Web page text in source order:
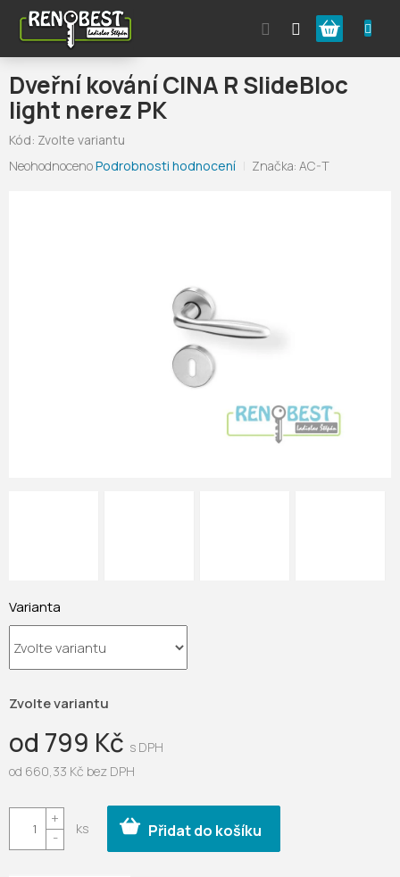
obsah
Nákupní
košík
Dveřní kování CINA R SlideBloc
light nerez PK
Kód: Zvolte variantu
Průměrné
NeohodnocenoPodrobnosti hodnocení Značka:AC-T
od 799 Kč
od 660,33 Kč bez DPH
cena:
Zvolte variantu
Varianta
Přidat do košíku